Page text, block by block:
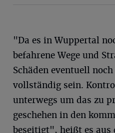
"Da es in Wuppertal
befahrene Wege und
Schäden eventuell
vollständig sein.
unterwegs um das zu
geschehen in den
beseitigt", heißt es aus